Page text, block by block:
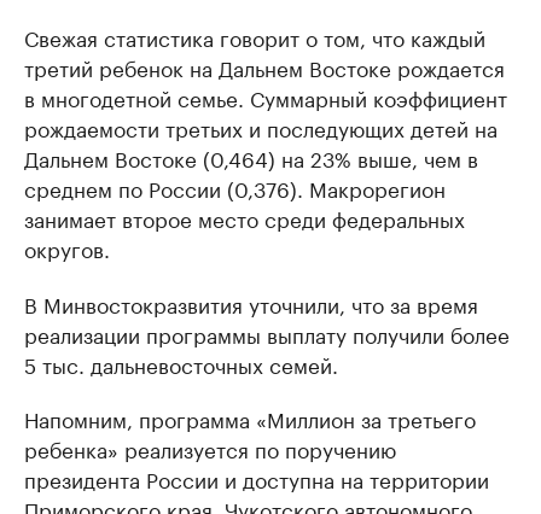
Свежая статистика говорит о том, что каждый
третий ребенок на Дальнем Востоке рождается
в многодетной семье. Суммарный коэффициент
рождаемости третьих и последующих детей на
Дальнем Востоке (0,464) на 23% выше, чем в
среднем по России (0,376). Макрорегион
занимает второе место среди федеральных
округов.
В Минвостокразвития уточнили, что за время
реализации программы выплату получили более
5 тыс. дальневосточных семей.
Напомним, программа «Миллион за третьего
ребенка» реализуется по поручению
президента России и доступна на территории